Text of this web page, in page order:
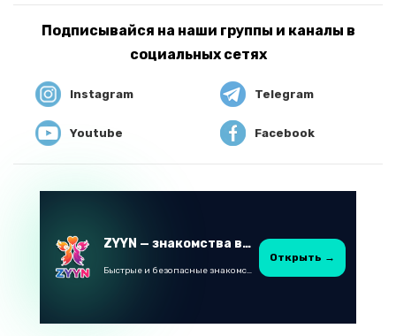
Подписывайся на наши группы и каналы в
социальных сетях
Instagram Telegram
Youtube Facebook
ZYYN — знакомства в Казахстане
Быстрые и безопасные знакомства в Telegram
Открыть →